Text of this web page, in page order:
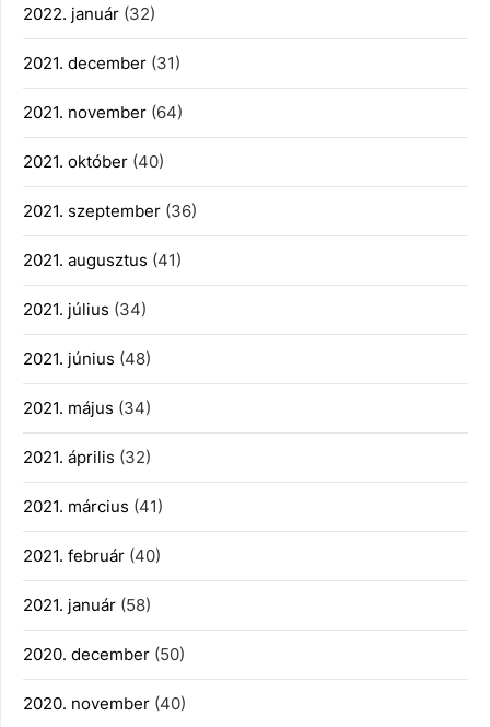
2022. január (32)
2021. december (31)
2021. november (64)
2021. október (40)
2021. szeptember (36)
2021. augusztus (41)
2021. július (34)
2021. június (48)
2021. május (34)
2021. április (32)
2021. március (41)
2021. február (40)
2021. január (58)
2020. december (50)
2020. november (40)